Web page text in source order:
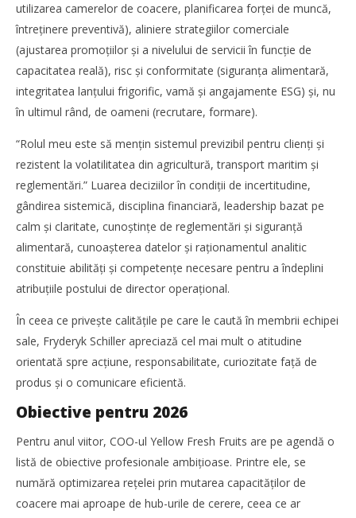
DP World lansează un nou coridor intermodal pentru
transportul vehiculelor finite între Vestul și Sud-Estul
Europei
Cristina
Ghimpu
utilizarea camerelor de coacere, planificarea forţei de muncă,
întreţinere preventivă), aliniere strategiilor comerciale
(ajustarea promoţiilor și a nivelului de servicii în funcţie de
capacitatea reală), risc și conformitate (siguranţa alimentară,
integritatea lanţului frigorific, vamă și angajamente ESG) şi, nu
în ultimul rând, de oameni (recrutare, formare).
“Rolul meu este să menţin sistemul previzibil pentru clienţi și
rezistent la volatilitatea din agricultură, transport maritim și
reglementări.” Luarea deciziilor în condiţii de incertitudine,
gândirea sistemică, disciplina financiară, leadership bazat pe
calm și claritate, cunoștinţe de reglementări și siguranţă
alimentară, cunoaşterea datelor și raţionamentul analitic
constituie abilităţi și competenţe necesare pentru a îndeplini
atribuţiile postului de director operaţional.
În ceea ce priveşte calităţile pe care le caută în membrii echipei
sale, Fryderyk Schiller apreciază cel mai mult o atitudine
orientată spre acţiune, responsabilitate, curiozitate faţă de
produs și o comunicare eficientă.
Obiective pentru 2026
Pentru anul viitor, COO-ul Yellow Fresh Fruits are pe agendă o
listă de obiective profesionale ambiţioase. Printre ele, se
numără optimizarea reţelei prin mutarea capacităţilor de
coacere mai aproape de hub-urile de cerere, ceea ce ar